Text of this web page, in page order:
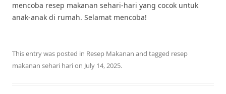
mencoba resep makanan sehari-hari yang cocok untuk
anak-anak di rumah. Selamat mencoba!
This entry was posted in Resep Makanan and tagged resep
makanan sehari harion July 14, 2025.